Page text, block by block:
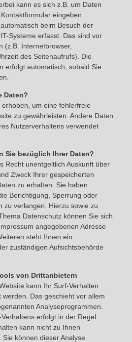
kann es sich z.B. um Daten
eingeben.
beim Besuch der
Systeme erfasst. Das sind vor
(z.B. Internetbrowser,
des Seitenaufrufs). Die
erfolgt automatisch, sobald Sie
Daten?
erhoben, um eine fehlerfreie
zu gewährleisten. Andere Daten
Nutzerverhaltens verwendet
Sie bezüglich Ihrer Daten?
Recht unentgeltlich Auskunft über
Zweck Ihrer gespeicherten
zu erhalten. Sie haben
Berichtigung, Sperrung oder
zu verlangen. Hierzu sowie zu
Datenschutz können Sie sich
angegebenen Adresse
steht Ihnen ein
zuständigen Aufsichtsbehörde
von Drittanbietern
kann Ihr Surf-Verhalten
Das geschieht vor allem
Analyseprogrammen.
erfolgt in der Regel
kann nicht zu Ihnen
können dieser Analyse